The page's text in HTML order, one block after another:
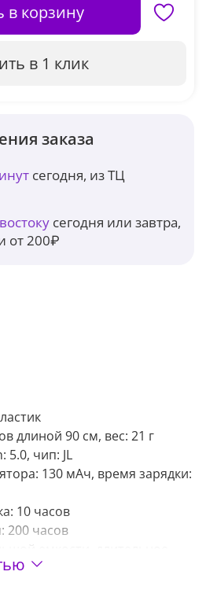
в корзину
в 1 клик
заказа
сегодня, из ТЦ
сегодня или завтра,
от 200₽
длиной 90 см, вес: 21 г
5.0, чип: JL
130 мАч, время зарядки:
10 часов
200 часов
емкости, длительное
работы